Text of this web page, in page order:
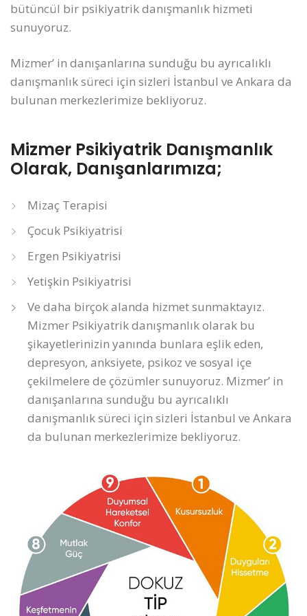
bütüncül bir psikiyatrik danışmanlık hizmeti
sunuyoruz.
Mizmer’ in danışanlarına sunduğu bu ayrıcalıklı
danışmanlık süreci için sizleri İstanbul ve Ankara da
bulunan merkezlerimize bekliyoruz.
Mizmer Psikiyatrik Danışmanlık
Olarak, Danışanlarımıza;
Mizaç Terapisi
Çocuk Psikiyatrisi
Ergen Psikiyatrisi
Yetişkin Psikiyatrisi
Ve daha birçok alanda hizmet sunmaktayız.
Mizmer Psikiyatrik danışmanlık olarak bu
şikayetlerinizin yanında bunlara eşlik eden,
depresyon, anksiyete, psikoz ve sosyal içe
çekilmelere de çözümler sunuyoruz. Mizmer’ in
danışanlarına sunduğu bu ayrıcalıklı
danışmanlık süreci için sizleri İstanbul ve Ankara
da bulunan merkezlerimize bekliyoruz.